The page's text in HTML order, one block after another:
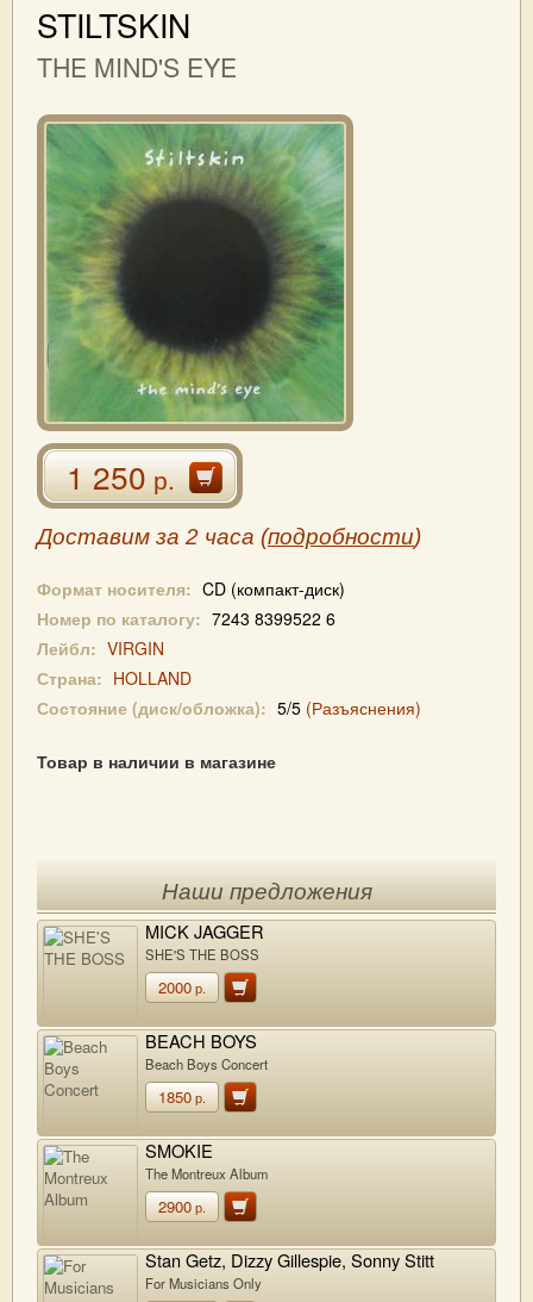
STILTSKIN
THE MIND'S EYE
1 250р.
Доставим за 2 часа (подробности)
Формат носителя: CD (компакт-диск)
Номер по каталогу: 7243 8399522 6
Лейбл: VIRGIN
Страна: HOLLAND
Состояние (диск/обложка): 5/5 (Разъяснения)
Товар в наличии в магазине
Наши предложения
MICK JAGGER
SHE'S THE BOSS
2000р.
BEACH BOYS
Beach Boys Concert
1850р.
SMOKIE
The Montreux Album
2900р.
Stan Getz, Dizzy Gillespie, Sonny Stitt
For Musicians Only